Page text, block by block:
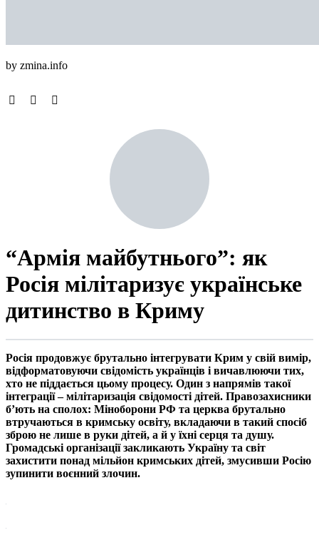
by zmina.info
“Армія майбутнього”: як
Росія мілітаризує українське
дитинство в Криму
Росія продовжує брутально інтегрувати Крим у свій вимір,
відформатовуючи свідомість українців і вичавлюючи тих,
хто не піддається цьому процесу. Один з напрямів такої
інтеграції – мілітаризація свідомості дітей. Правозахисники
б’ють на сполох: Міноборони РФ та церква брутально
втручаються в кримську освіту, вкладаючи в такий спосіб
зброю не лише в руки дітей, а й у їхні серця та душу.
Громадські організації закликають Україну та світ
захистити понад мільйон кримських дітей, змусивши Росію
зупинити воєнний злочин.